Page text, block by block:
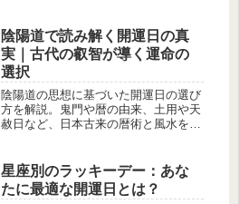
陰陽道で読み解く開運日の真
実｜古代の叡智が導く運命の
選択
陰陽道の思想に基づいた開運日の選び
方を解説。鬼門や暦の由来、土用や天
赦日など、日本古来の暦術と風水を融
星座別のラッキーデー：あな
たに最適な開運日とは？